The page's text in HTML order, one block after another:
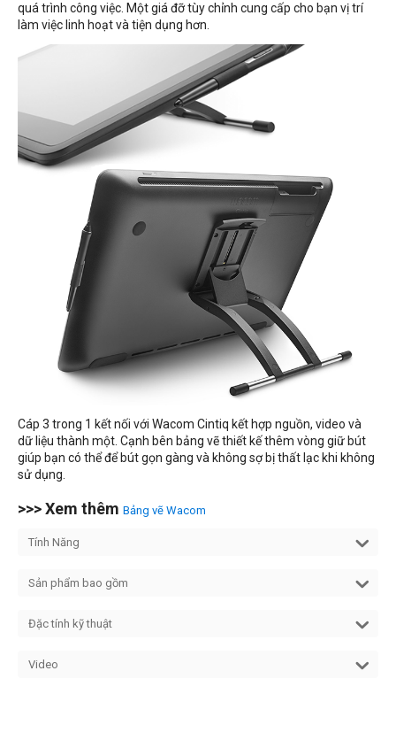
quá trình công việc. Một giá đỡ tùy chỉnh cung cấp cho bạn vị trí
làm việc linh hoạt và tiện dụng hơn.
Cáp 3 trong 1 kết nối với Wacom Cintiq kết hợp nguồn, video và
dữ liệu thành một. Cạnh bên bảng vẽ thiết kế thêm vòng giữ bút
giúp bạn có thể để bút gọn gàng và không sợ bị thất lạc khi không
sử dụng.
>>> Xem thêm Bảng vẽ Wacom
Tính Năng
Sản phẩm bao gồm
Đặc tính kỹ thuật
Video